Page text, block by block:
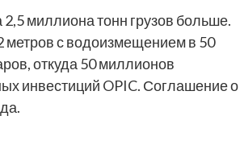
миллиона тонн грузов больше.
метров с водоизмещением в 50
откуда 50 миллионов
инвестиций OPIC. Соглашение о